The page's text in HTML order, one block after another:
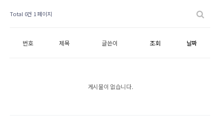
Total 0건 1 페이지
번호 제목 글쓴이 조회 날짜
게시물이 없습니다.